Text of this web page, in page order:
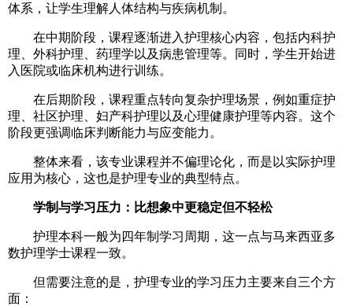
体系，让学生理解人体结构与疾病机制。
在中期阶段，课程逐渐进入护理核心内容，包括内科护
理、外科护理、药理学以及病患管理等。同时，学生开始进
入医院或临床机构进行训练。
在后期阶段，课程重点转向复杂护理场景，例如重症护
理、社区护理、妇产科护理以及心理健康护理等内容。这个
阶段更强调临床判断能力与应变能力。
整体来看，该专业课程并不偏理论化，而是以实际护理
应用为核心，这也是护理专业的典型特点。
学制与学习压力：比想象中更稳定但不轻松
护理本科一般为四年制学习周期，这一点与马来西亚多
数护理学士课程一致。
但需要注意的是，护理专业的学习压力主要来自三个方
面：